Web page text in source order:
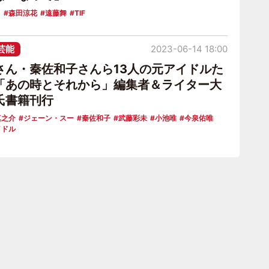
森田涼花 遠藤舞 TIF
能
ん・秦佐和子さんら13人の元アイドルた
あの時とそれから」編集者＆ライター大
書籍刊行
介 ジェーン・スー 秦佐和子 武藤彩未 小池唯
今泉佑唯
ル
2023-06-14 18:00